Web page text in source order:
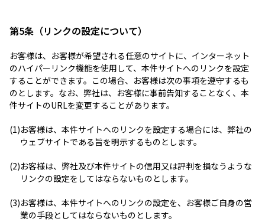
第5条（リンクの設定について）
お客様は、お客様が希望される任意のサイトに、インターネット
のハイパーリンク機能を使用して、本件サイトへのリンクを設定
することができます。この場合、お客様は次の事項を遵守するも
のとします。なお、弊社は、お客様に事前告知することなく、本
件サイトのURLを変更することがあります。
(1)お客様は、本件サイトへのリンクを設定する場合には、弊社の
ウェブサイトである旨を明示するものとします。
(2)お客様は、弊社及び本件サイトの信用又は評判を損なうような
リンクの設定をしてはならないものとします。
(3)お客様は、本件サイトへのリンクの設定を、お客様ご自身の営
業の手段としてはならないものとします。